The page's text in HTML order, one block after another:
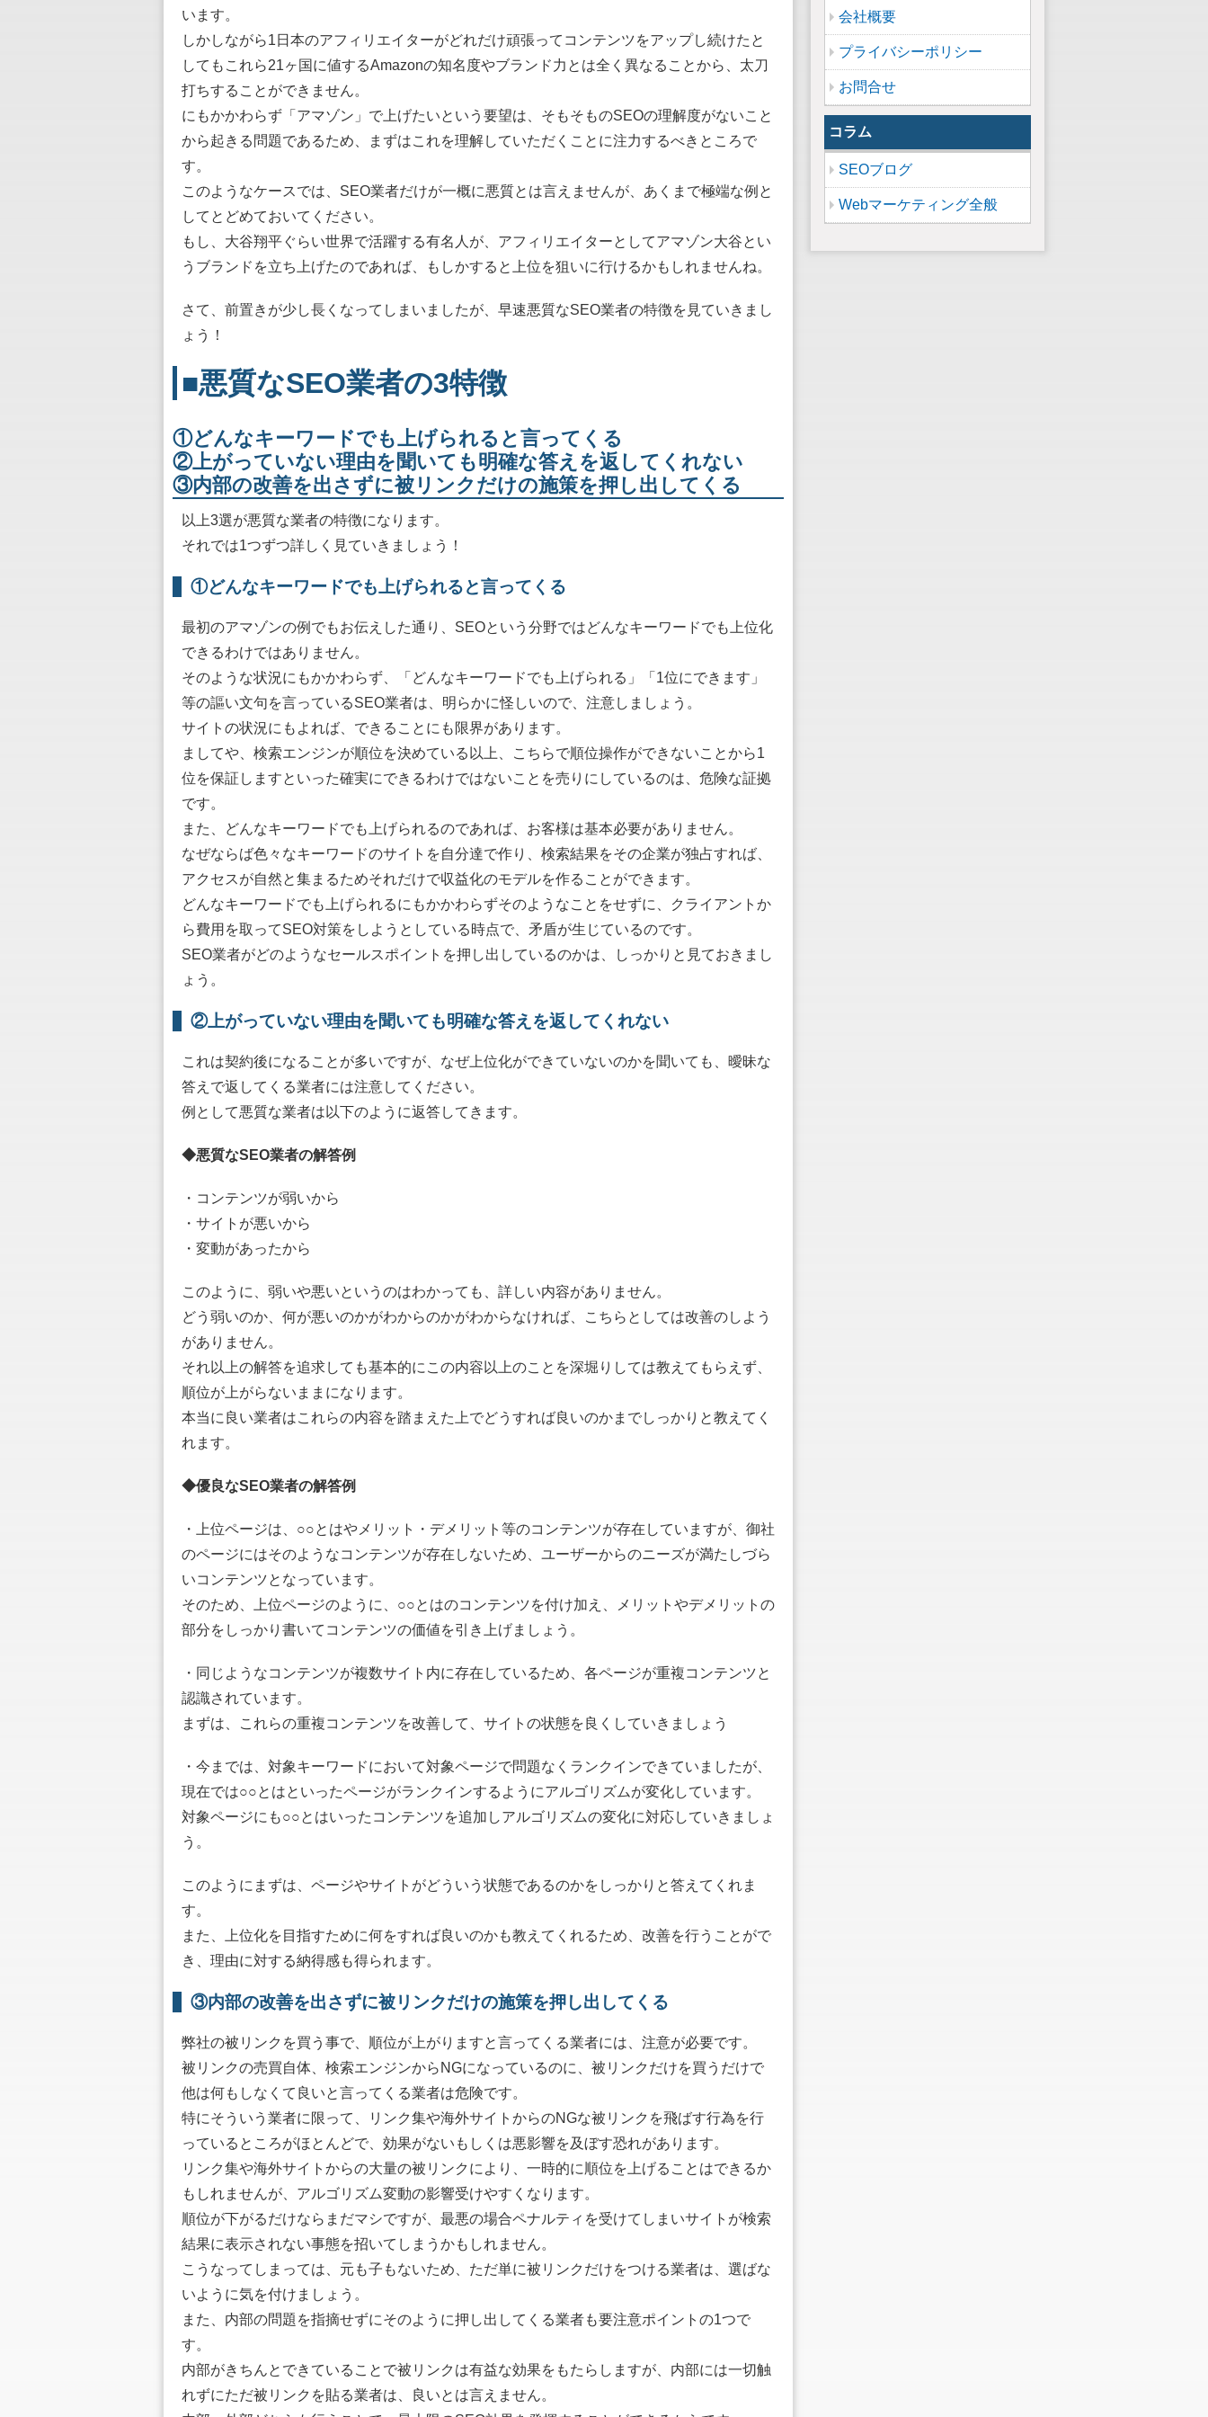
います。
しかしながら1日本のアフィリエイターがどれだけ頑張ってコンテンツをアップし続けたと
してもこれら21ヶ国に値するAmazonの知名度やブランド力とは全く異なることから、太刀
打ちすることができません。
にもかかわらず「アマゾン」で上げたいという要望は、そもそものSEOの理解度がないこと
から起きる問題であるため、まずはこれを理解していただくことに注力するべきところで
す。
このようなケースでは、SEO業者だけが一概に悪質とは言えませんが、あくまで極端な例と
してとどめておいてください。
もし、大谷翔平ぐらい世界で活躍する有名人が、アフィリエイターとしてアマゾン大谷とい
うブランドを立ち上げたのであれば、もしかすると上位を狙いに行けるかもしれませんね。
さて、前置きが少し長くなってしまいましたが、早速悪質なSEO業者の特徴を見ていきまし
ょう！
■悪質なSEO業者の3特徴
①どんなキーワードでも上げられると言ってくる
②上がっていない理由を聞いても明確な答えを返してくれない
③内部の改善を出さずに被リンクだけの施策を押し出してくる
以上3選が悪質な業者の特徴になります。
それでは1つずつ詳しく見ていきましょう！
①どんなキーワードでも上げられると言ってくる
最初のアマゾンの例でもお伝えした通り、SEOという分野ではどんなキーワードでも上位化
できるわけではありません。
そのような状況にもかかわらず、「どんなキーワードでも上げられる」「1位にできます」
等の謳い文句を言っているSEO業者は、明らかに怪しいので、注意しましょう。
サイトの状況にもよれば、できることにも限界があります。
ましてや、検索エンジンが順位を決めている以上、こちらで順位操作ができないことから1
位を保証しますといった確実にできるわけではないことを売りにしているのは、危険な証拠
です。
また、どんなキーワードでも上げられるのであれば、お客様は基本必要がありません。
なぜならば色々なキーワードのサイトを自分達で作り、検索結果をその企業が独占すれば、
アクセスが自然と集まるためそれだけで収益化のモデルを作ることができます。
どんなキーワードでも上げられるにもかかわらずそのようなことをせずに、クライアントか
ら費用を取ってSEO対策をしようとしている時点で、矛盾が生じているのです。
SEO業者がどのようなセールスポイントを押し出しているのかは、しっかりと見ておきまし
ょう。
②上がっていない理由を聞いても明確な答えを返してくれない
これは契約後になることが多いですが、なぜ上位化ができていないのかを聞いても、曖昧な
答えで返してくる業者には注意してください。
例として悪質な業者は以下のように返答してきます。
◆悪質なSEO業者の解答例
・コンテンツが弱いから
・サイトが悪いから
・変動があったから
このように、弱いや悪いというのはわかっても、詳しい内容がありません。
どう弱いのか、何が悪いのかがわからのかがわからなければ、こちらとしては改善のしよう
がありません。
それ以上の解答を追求しても基本的にこの内容以上のことを深堀りしては教えてもらえず、
順位が上がらないままになります。
本当に良い業者はこれらの内容を踏まえた上でどうすれば良いのかまでしっかりと教えてく
れます。
◆優良なSEO業者の解答例
・上位ページは、○○とはやメリット・デメリット等のコンテンツが存在していますが、御社
のページにはそのようなコンテンツが存在しないため、ユーザーからのニーズが満たしづら
いコンテンツとなっています。
そのため、上位ページのように、○○とはのコンテンツを付け加え、メリットやデメリットの
部分をしっかり書いてコンテンツの価値を引き上げましょう。
・同じようなコンテンツが複数サイト内に存在しているため、各ページが重複コンテンツと
認識されています。
まずは、これらの重複コンテンツを改善して、サイトの状態を良くしていきましょう
・今までは、対象キーワードにおいて対象ページで問題なくランクインできていましたが、
現在では○○とはといったページがランクインするようにアルゴリズムが変化しています。
対象ページにも○○とはいったコンテンツを追加しアルゴリズムの変化に対応していきましょ
う。
このようにまずは、ページやサイトがどういう状態であるのかをしっかりと答えてくれま
す。
また、上位化を目指すために何をすれば良いのかも教えてくれるため、改善を行うことがで
き、理由に対する納得感も得られます。
③内部の改善を出さずに被リンクだけの施策を押し出してくる
弊社の被リンクを買う事で、順位が上がりますと言ってくる業者には、注意が必要です。
被リンクの売買自体、検索エンジンからNGになっているのに、被リンクだけを買うだけで
他は何もしなくて良いと言ってくる業者は危険です。
特にそういう業者に限って、リンク集や海外サイトからのNGな被リンクを飛ばす行為を行
っているところがほとんどで、効果がないもしくは悪影響を及ぼす恐れがあります。
リンク集や海外サイトからの大量の被リンクにより、一時的に順位を上げることはできるか
もしれませんが、アルゴリズム変動の影響受けやすくなります。
順位が下がるだけならまだマシですが、最悪の場合ペナルティを受けてしまいサイトが検索
結果に表示されない事態を招いてしまうかもしれません。
こうなってしまっては、元も子もないため、ただ単に被リンクだけをつける業者は、選ばな
いように気を付けましょう。
また、内部の問題を指摘せずにそのように押し出してくる業者も要注意ポイントの1つで
す。
内部がきちんとできていることで被リンクは有益な効果をもたらしますが、内部には一切触
れずにただ被リンクを貼る業者は、良いとは言えません。
会社概要
プライバシーポリシー
お問合せ
コラム
SEOブログ
Webマーケティング全般